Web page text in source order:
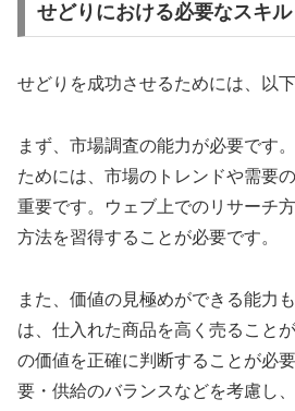
せどりにおける必要なスキル
せどりを成功させるためには、以
まず、市場調査の能力が必要です
ためには、市場のトレンドや需要
重要です。ウェブ上でのリサーチ
方法を習得することが必要です。
また、価値の見極めができる能力
は、仕入れた商品を高く売ること
の価値を正確に判断することが必
要・供給のバランスなどを考慮し